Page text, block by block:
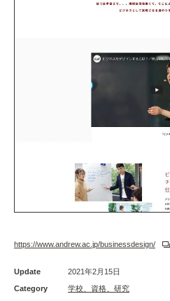
https://www.andrew.ac.jp/businessdesign/
Update
2021年2月15日
Category
学校、資格、研究